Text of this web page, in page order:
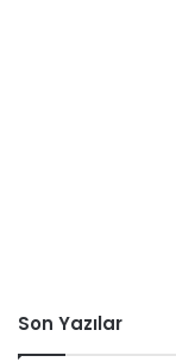
Son Yazılar